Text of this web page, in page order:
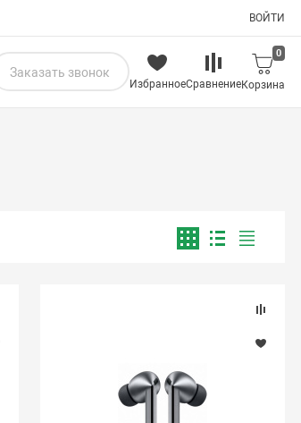
ВОЙТИ
Заказать звонок
ИзбранноеСравнение
0
Корзина